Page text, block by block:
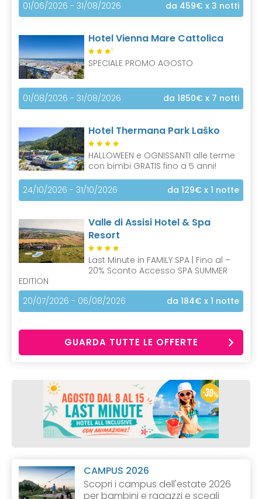
01/06/2026 - 31/08/2026
da 459€ x 3 notti
Hotel Vienna Mare Cattolica
S
SPECIALE PROMO AGOSTO
01/08/2026 - 31/08/2026 da 1850€ x 7 notti
Hotel Thermana Park Laško
HALLOWEEN e OGNISSANTI alle terme
con bimbi GRATIS fino a 5 anni!
24/10/2026 - 31/10/2026 da 129€ x 1 notte
Valle di Assisi Hotel & Spa
Resort
Last Minute in FAMILY SPA | Fino al –
20% Sconto Accesso SPA SUMMER
EDITION
20/07/2026 - 06/08/2026
da 184€ x 1 notte
GUARDA TUTTE LE OFFERTE
CAMPUS 2026
Scopri i campus dell'estate 2026
per bambini e ragazzi e scegli